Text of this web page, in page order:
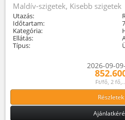
Maldív-szigetek, Kisebb szigetek
Utazás:
Időtartam:
Kategória:
Ellátás:
Típus:
2026-09-
Ft/fő, 2
Részletek